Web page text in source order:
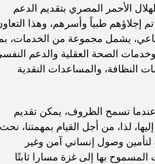
الأحمر المصري بتقديم الدعم
إجلاؤهم طبياً وأسرهم، وهذا
يشمل مجموعة من الخدمات،
وخدمات الصحة العقلية والدعم
النظافة، والمساعدات النقدية
تسمح الظروف، يمكن تقديم
لذا، من أجل القيام بمهمتنا،
وصول إنساني آمن وغير
بها إلى غزة مسارا ثابتًا